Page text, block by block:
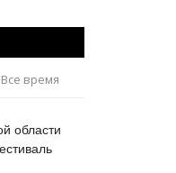
Все время
области